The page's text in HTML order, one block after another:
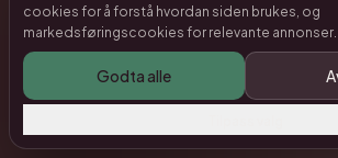
cookies for å forstå hvordan siden brukes, og
markedsføringscookies for relevante annonser.
Godta alle
120Google-anmeldelser